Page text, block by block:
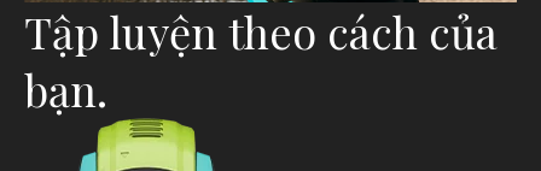
Tập luyện theo cách của
bạn.